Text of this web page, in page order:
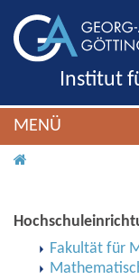
Institut
MENÜ
Fakultät für